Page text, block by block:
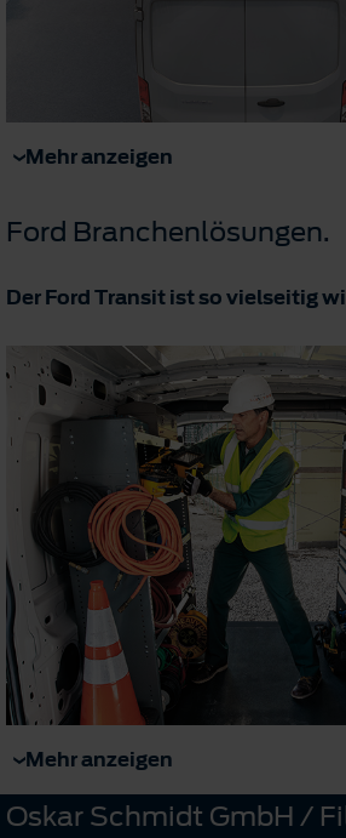
Mehr anzeigen
Ford Branchenlösungen.
Der Ford Transit ist so vielseitig
Mehr anzeigen
Oskar Schmidt GmbH /